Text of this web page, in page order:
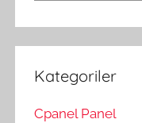
Kategoriler
Cpanel Panel